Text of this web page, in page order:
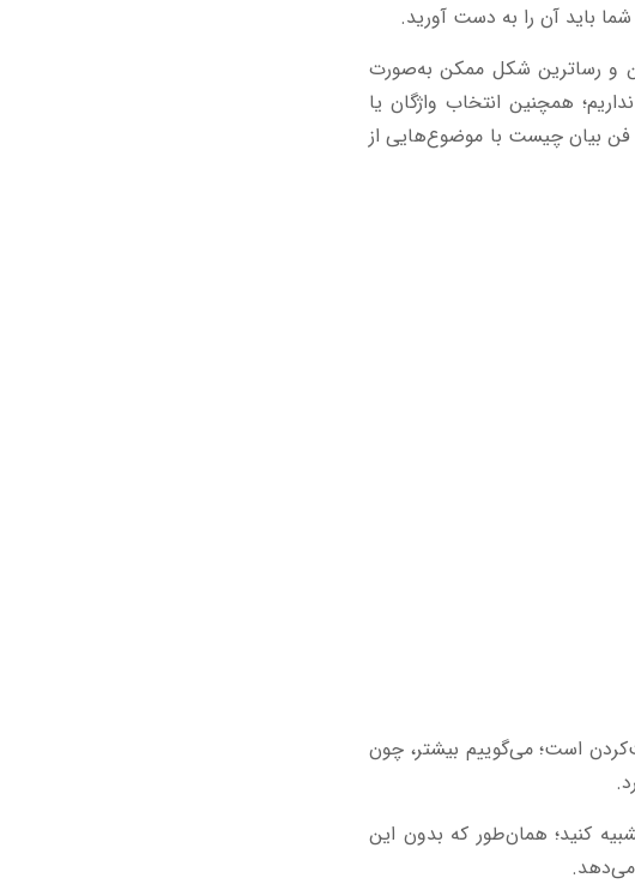
باید آن را به دست آورید.
و رساترین شکل ممکن به‌صورت
همچنین انتخاب واژگان یا
بیان چیست با موضوع‌هایی از
است؛ می‌گوییم بیشتر، چون
کنید؛ همان‌طور که بدون این
می‌دهد.